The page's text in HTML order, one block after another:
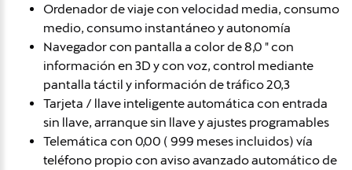
Ordenador de viaje con velocidad media, consumo
medio, consumo instantáneo y autonomía
Navegador con pantalla a color de 8,0 " con
información en 3D y con voz, control mediante
pantalla táctil y información de tráfico 20,3
Tarjeta / llave inteligente automática con entrada
sin llave, arranque sin llave y ajustes programables
Telemática con 0,00 ( 999 meses incluidos) vía
teléfono propio con aviso avanzado automático de